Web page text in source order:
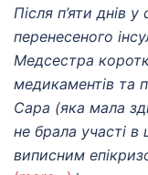
Після п’яти днів у
перенесеного
Медсестра
медикаментів та
Сара (яка мала
не брала участі
виписним